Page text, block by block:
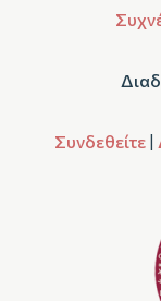
Συνδεθείτε |